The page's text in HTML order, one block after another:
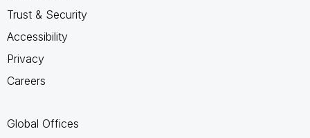
Trust & Security
Accessibility
Privacy
Careers
Global Offices